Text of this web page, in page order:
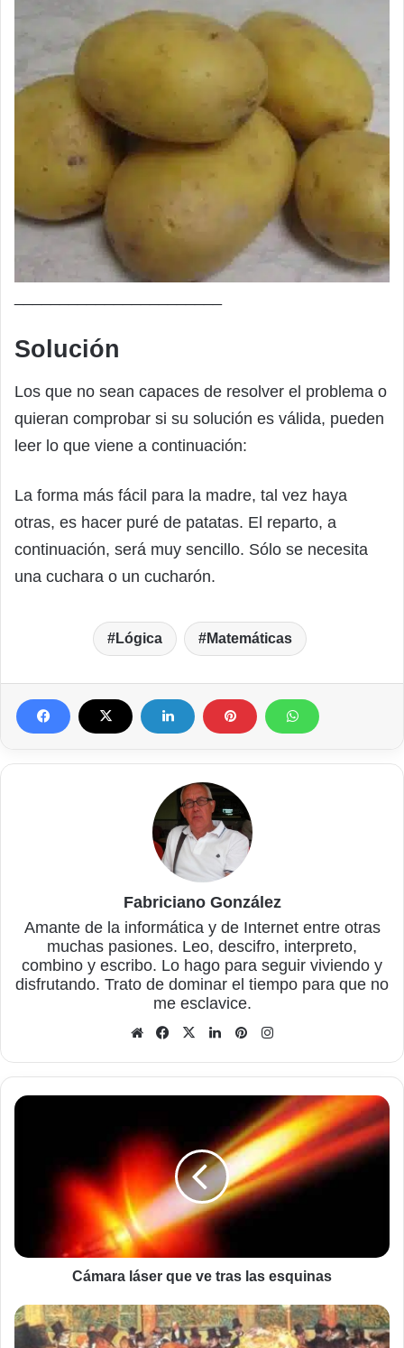
Solución
Los que no sean capaces de resolver el problema o
quieran comprobar si su solución es válida, pueden
leer lo que viene a continuación:
La forma más fácil para la madre, tal vez haya
otras, es hacer puré de patatas. El reparto, a
continuación, será muy sencillo. Sólo se necesita
una cuchara o un cucharón.
Lógica Matemáticas
Fabriciano González
Amante de la informática y de Internet entre otras
muchas pasiones. Leo, descifro, interpreto,
combino y escribo. Lo hago para seguir viviendo y
disfrutando. Trato de dominar el tiempo para que no
me esclavice.
Sitio
Facebook
X LinkedInPinterest
Cámara
Cámara láser que ve tras las esquinas
Tululo
III